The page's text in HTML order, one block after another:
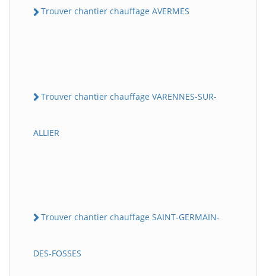
Trouver chantier chauffage AVERMES
Trouver chantier chauffage VARENNES-SUR-
ALLIER
Trouver chantier chauffage SAINT-GERMAIN-
DES-FOSSES